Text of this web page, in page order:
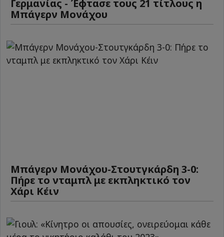
Γερμανίας - Έφτασε τους 21 τίτλους η
Μπάγερν Μονάχου
Μπάγερν Μονάχου-Στουτγκάρδη 3-0:
Πήρε το νταμπλ με εκπληκτικό τον
Χάρι Κέιν